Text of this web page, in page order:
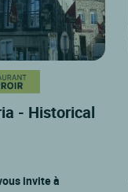
- Historical
invite à